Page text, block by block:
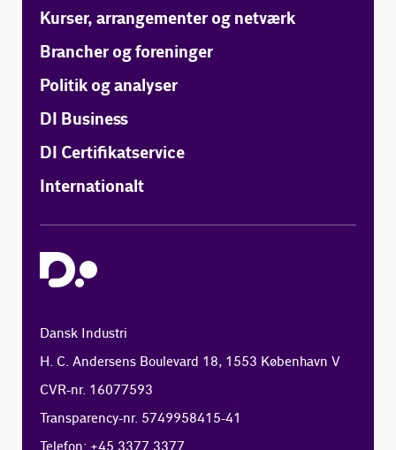
Kurser, arrangementer og netværk
Brancher og foreninger
Politik og analyser
DI Business
DI Certifikatservice
Internationalt
Dansk Industri
H. C. Andersens Boulevard 18, 1553 København V
CVR-nr. 16077593
Transparency-nr. 5749958415-41